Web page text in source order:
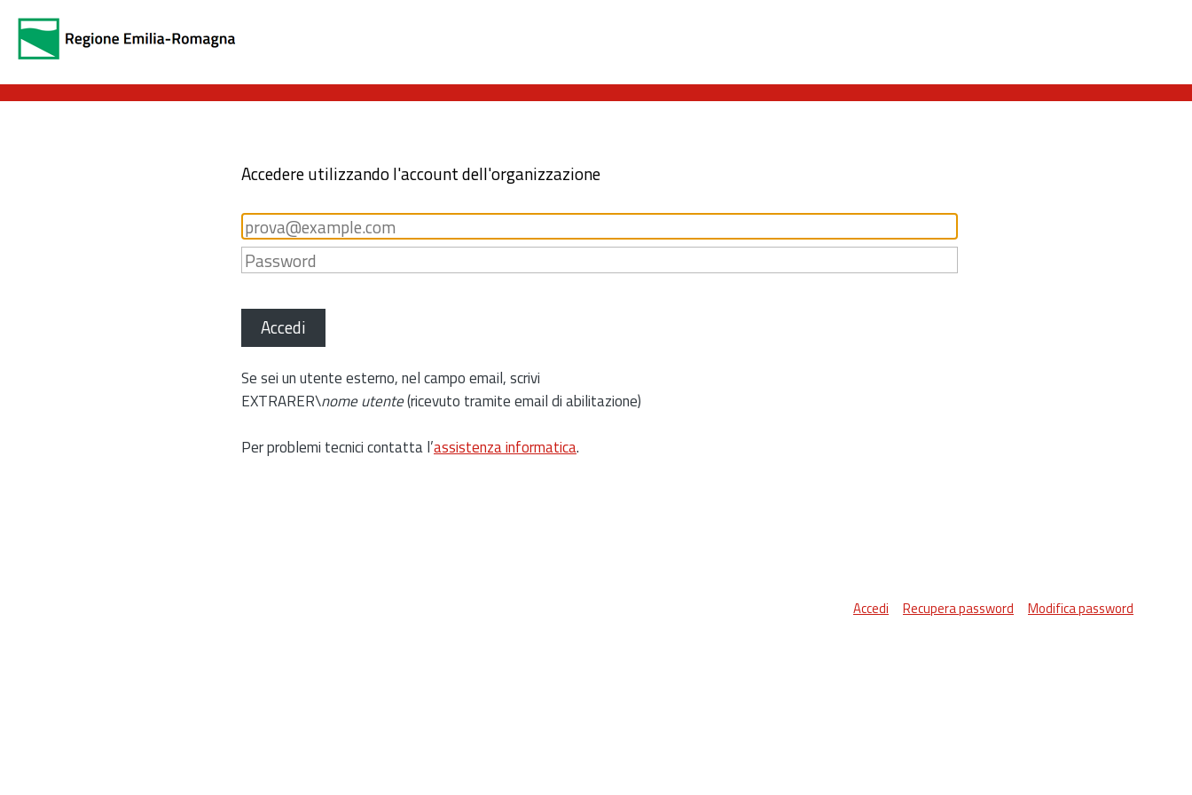
Accedere utilizzando l'account dell'organizzazione
Accedi
Se sei un utente esterno, nel campo email, scrivi
EXTRARER\nome utente(ricevuto tramite email di abilitazione)
Per problemi tecnici contatta l’assistenza informatica.
Accedi Recupera password Modifica password